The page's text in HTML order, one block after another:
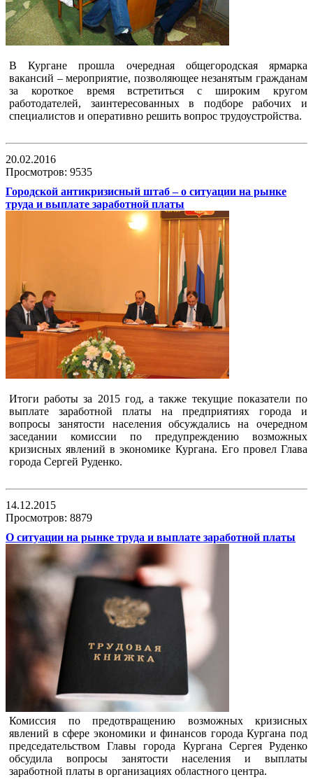
В Кургане прошла очередная общегородская ярмарка
вакансий – мероприятие, позволяющее незанятым гражданам
за короткое время встретиться с широким кругом
работодателей, заинтересованных в подборе рабочих и
специалистов и оперативно решить вопрос трудоустройства.
20.02.2016
Просмотров: 9535
Городской антикризисный штаб – о ситуации на рынке
труда и выплате заработной платы
Итоги работы за 2015 год, а также текущие показатели по
выплате заработной платы на предприятиях города и
вопросы занятости населения обсуждались на очередном
заседании комиссии по предупреждению возможных
кризисных явлений в экономике Кургана. Его провел Глава
города Сергей Руденко.
14.12.2015
Просмотров: 8879
О ситуации на рынке труда и выплате заработной платы
Комиссия по предотвращению возможных кризисных
явлений в сфере экономики и финансов города Кургана под
председательством Главы города Кургана Сергея Руденко
обсудила вопросы занятости населения и выплаты
заработной платы в организациях областного центра.